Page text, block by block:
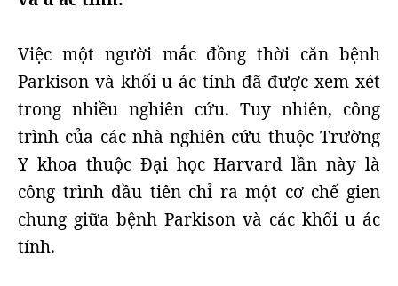
Việc một người mắc đồng thời căn bệnh
Parkison và khối u ác tính đã được xem xét
trong nhiều nghiên cứu. Tuy nhiên, công
trình của các nhà nghiên cứu thuộc Trường
Y khoa thuộc Đại học Harvard lần này là
công trình đầu tiên chỉ ra một cơ chế gien
chung giữa bệnh Parkison và các khối u ác
tính.